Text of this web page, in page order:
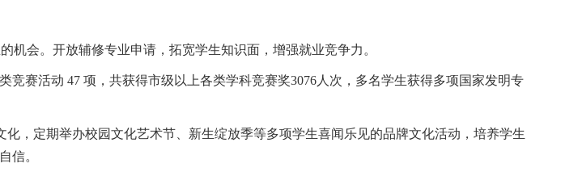
会。开放辅修专业申请，拓宽学生知识面，增强就业竞争力。
竞赛活动 47 项，共获得市级以上各类学科竞赛奖3076 人次，多名学生获得多项国家发明专
，定期举办校园文化艺术节、新生绽放季等多项学生喜闻乐见的品牌文化活动，培养学生
信。